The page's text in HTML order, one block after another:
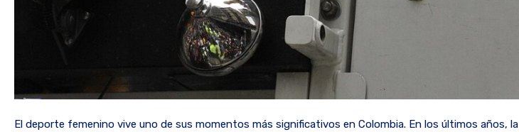
El deporte femenino vive uno de sus momentos más significativos en Colombia. En los últimos años,